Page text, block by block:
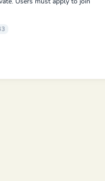
Users must apply to join